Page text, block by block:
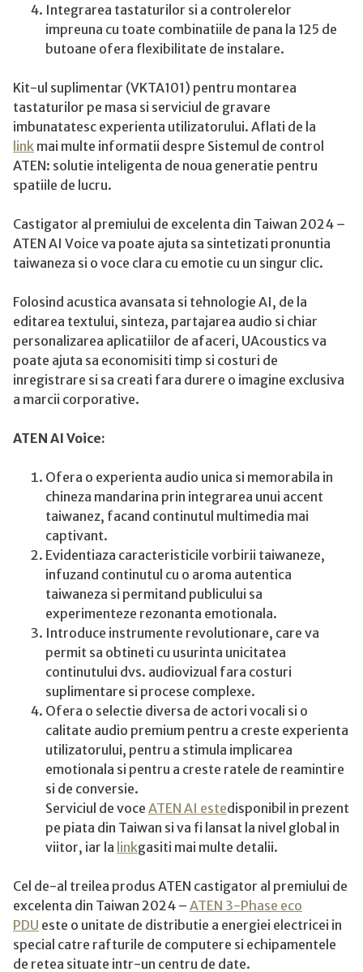
Integrarea tastaturilor si a controlerelor
impreuna cu toate combinatiile de pana la 125 de
butoane ofera flexibilitate de instalare.
Kit-ul suplimentar (VKTA101) pentru montarea
tastaturilor pe masa si serviciul de gravare
imbunatatesc experienta utilizatorului. Aflati de la
link mai multe informatii despre Sistemul de control
ATEN: solutie inteligenta de noua generatie pentru
spatiile de lucru.
Castigator al premiului de excelenta din Taiwan 2024 –
ATEN AI Voice va poate ajuta sa sintetizati pronuntia
taiwaneza si o voce clara cu emotie cu un singur clic.
Folosind acustica avansata si tehnologie AI, de la
editarea textului, sinteza, partajarea audio si chiar
personalizarea aplicatiilor de afaceri, UAcoustics va
poate ajuta sa economisiti timp si costuri de
inregistrare si sa creati fara durere o imagine exclusiva
a marcii corporative.
ATEN AI Voice:
Ofera o experienta audio unica si memorabila in
chineza mandarina prin integrarea unui accent
taiwanez, facand continutul multimedia mai
captivant.
Evidentiaza caracteristicile vorbirii taiwaneze,
infuzand continutul cu o aroma autentica
taiwaneza si permitand publicului sa
experimenteze rezonanta emotionala.
Introduce instrumente revolutionare, care va
permit sa obtineti cu usurinta unicitatea
continutului dvs. audiovizual fara costuri
suplimentare si procese complexe.
Ofera o selectie diversa de actori vocali si o
calitate audio premium pentru a creste experienta
utilizatorului, pentru a stimula implicarea
emotionala si pentru a creste ratele de reamintire
si de conversie.
Serviciul de voce ATEN AI estedisponibil in prezent
pe piata din Taiwan si va fi lansat la nivel global in
viitor, iar la linkgasiti mai multe detalii.
Cel de-al treilea produs ATEN castigator al premiului de
excelenta din Taiwan 2024 – ATEN 3-Phase eco
PDU este o unitate de distributie a energiei electricei in
special catre rafturile de computere si echipamentele
de retea situate intr-un centru de date.